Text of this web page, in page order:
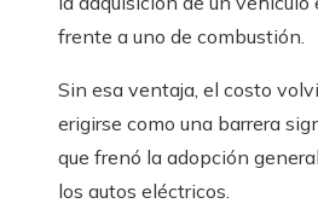
frente a uno de combustión.
Sin esa ventaja, el costo
erigirse como una barrera
que frenó la adopción
los autos eléctricos.